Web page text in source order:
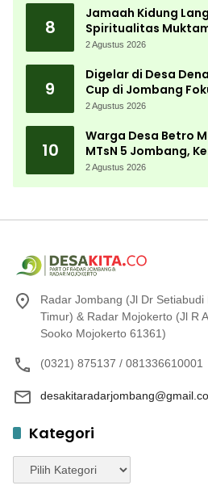
8
Jamaah Kidung
Spiritualitas
2 Agustus 2026
9
Digelar di Desa
Cup di Jombang
Menembak
2 Agustus 2026
10
Warga Desa Betro
MTsN 5 Jombang,
Almamater
2 Agustus 2026
Radar Jombang (Jl Dr
Timur) & Radar Mojokerto (Jl R
Sooko Mojokerto 61361)
(0321) 875137 / 081336610001
Kategori
Kategori